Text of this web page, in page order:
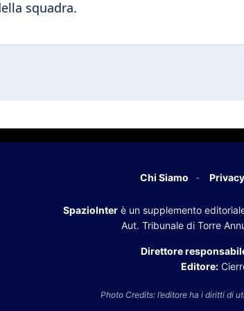
squadra.
Chi Siamo
SpazioInterè un supplemento
Aut. Tribunale di Torre
Direttore
Editore:
Photo Credits: l’editore ha i diritti di